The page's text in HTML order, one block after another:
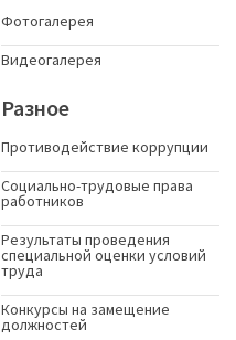
Фотогалерея
Видеогалерея
Разное
Противодействие коррупции
Социально-трудовые права
работников
Результаты проведения
специальной оценки условий
труда
Конкурсы на замещение
должностей